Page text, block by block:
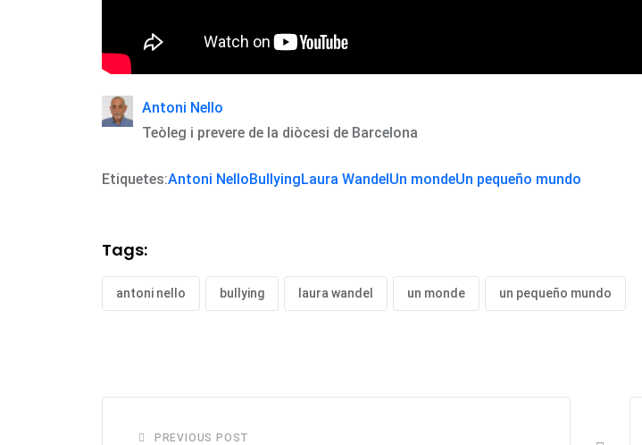
Antoni Nello
Teòleg i prevere de la diòcesi de Barcelona
Etiquetes:Antoni NelloBullyingLaura WandelUn mondeUn pequeño mundo
Tags:
antoni nello bullying laura wandel un monde un pequeño mundo
PREVIOUS POST